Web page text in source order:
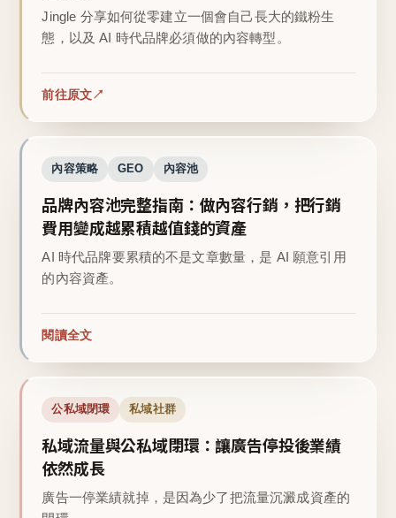
Jingle 分享如何從零建立一個會自己長大的鐵粉生
態，以及 AI 時代品牌必須做的內容轉型。
前往原文
內容策略 GEO 內容池
品牌內容池完整指南：做內容行銷，把行銷
費用變成越累積越值錢的資產
AI 時代品牌要累積的不是文章數量，是 AI 願意引用
的內容資產。
閱讀全文
公私域閉環 私域社群
私域流量與公私域閉環：讓廣告停投後業績
依然成長
廣告一停業績就掉，是因為少了把流量沉澱成資產的